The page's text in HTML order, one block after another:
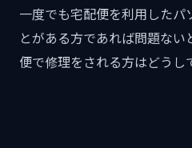
一度でも宅配便を利用した
とがある方であれば問題な
便で修理をされる方はどうし